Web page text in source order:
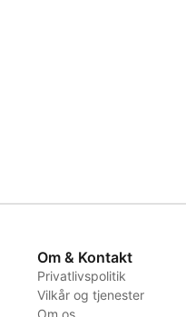
Om & Kontakt
Privatlivspolitik
Vilkår og tjenester
Om os